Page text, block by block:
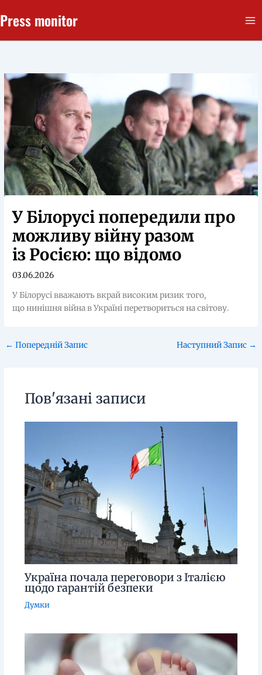
до
Press monitor
У Білорусі попередили про
можливу війну разом
із Росією: що відомо
03.06.2026
У Білорусі вважають вкрай високим ризик того,
що нинішня війна в Україні перетвориться на світову.
← Попередній Запис Наступний Запис →
Пов'язані записи
Україна почала переговори з Італією
щодо гарантій безпеки
Думки